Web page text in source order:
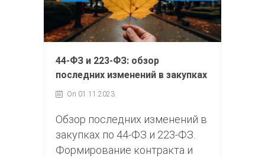
44-ФЗ и 223-ФЗ: обзор
последних изменений в закупках
On 01.11.2023
Обзор последних изменений в
закупках по 44‑ФЗ и 223‑ФЗ.
Формирование контракта и